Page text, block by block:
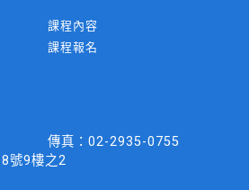
課程內容
課程報名
傳真： 02-2935-0755
號9樓之2